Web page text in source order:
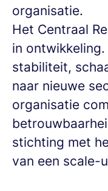
organisatie.
Het Centraal
in
stabiliteit,
naar nieuwe
organisatie
stichting met
van een scale-